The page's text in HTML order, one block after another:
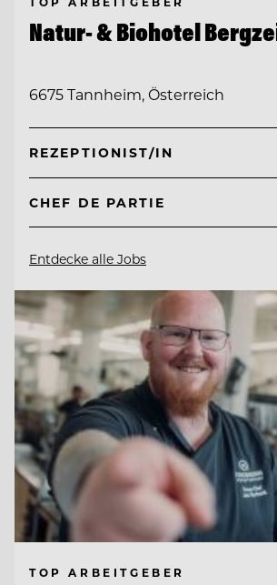
Natur- & Biohotel
6675 Tannheim, Österreich
REZEPTIONIST/IN
CHEF DE PARTIE
Entdecke alle Jobs
TOP ARBEITGEBER